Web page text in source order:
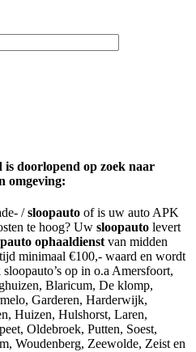
doorlopend op zoek naar
omgeving:
/sloopauto of is uw auto APK
te hoog? Uw sloopauto levert
ophaaldienst van midden
minimaal €100,- waard en wordt
op in o.a Amersfoort,
Blaricum, De klomp,
Garderen, Harderwijk,
Huizen, Hulshorst, Laren,
Oldebroek, Putten, Soest,
Woudenberg, Zeewolde, Zeist en